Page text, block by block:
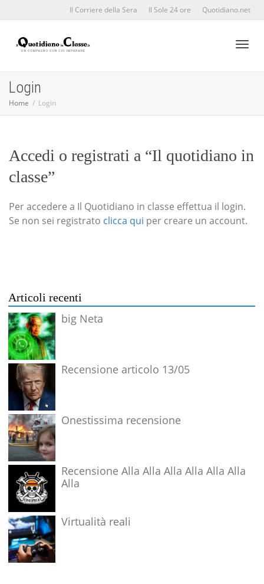
Il Corriere della Sera Il Sole 24 ore Quotidiano.net
Login
Home Login
Accedi o registrati a “Il quotidiano in
classe”
Per accedere a Il Quotidiano in classe effettua il login.
Se non sei registrato clicca qui per creare un account.
Articoli recenti
big Neta
Recensione articolo 13/05
Onestissima recensione
Recensione Alla Alla Alla Alla Alla Alla
Alla
Virtualità reali